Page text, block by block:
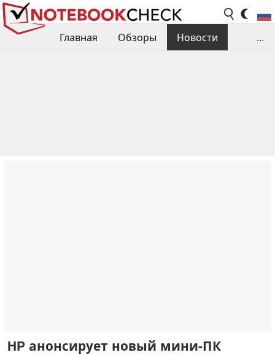
Главная Обзоры
Новости
...
HP анонсирует новый мини-ПК